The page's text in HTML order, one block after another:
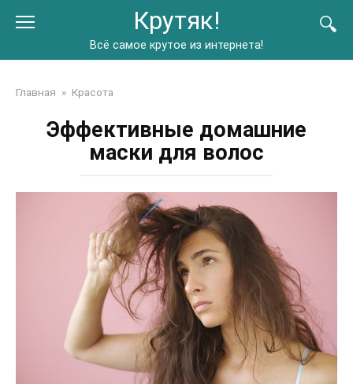
Крутяк!
Всё самое крутое из интернета!
Главная » Красота
Эффективные домашние
маски для волос